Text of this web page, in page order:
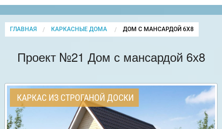
ГЛАВНАЯ КАРКАСНЫЕ ДОМА CURRENT:
ДОМ С МАНСАРДОЙ 6Х8
Проект №21 Дом с мансардой 6х8
КАРКАС ИЗ СТРОГАНОЙ ДОСКИ